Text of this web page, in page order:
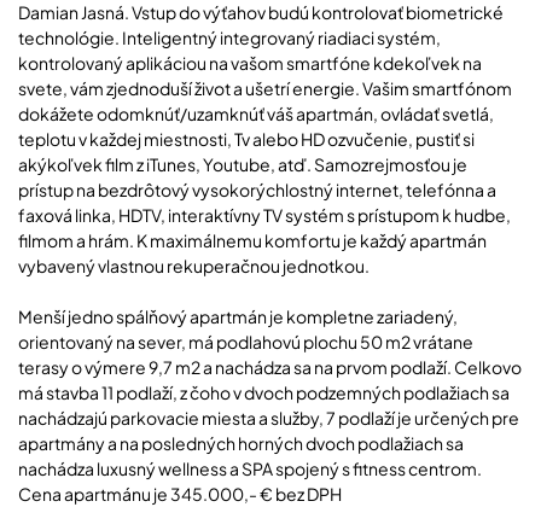
Damian Jasná. Vstup do výťahov budú kontrolovať biometrické
technológie. Inteligentný integrovaný riadiaci systém,
kontrolovaný aplikáciou na vašom smartfóne kdekoľvek na
svete, vám zjednoduší život a ušetrí energie. Vašim smartfónom
dokážete odomknúť/uzamknúť váš apartmán, ovládať svetlá,
teplotu v každej miestnosti, Tv alebo HD ozvučenie, pustiť si
akýkoľvek film z iTunes, Youtube, atď. Samozrejmosťou je
prístup na bezdrôtový vysokorýchlostný internet, telefónna a
faxová linka, HDTV, interaktívny TV systém s prístupom k hudbe,
filmom a hrám. K maximálnemu komfortu je každý apartmán
vybavený vlastnou rekuperačnou jednotkou.
Menší jedno spálňový apartmán je kompletne zariadený,
orientovaný na sever, má podlahovú plochu 50 m2 vrátane
terasy o výmere 9,7 m2 a nachádza sa na prvom podlaží. Celkovo
má stavba 11 podlaží, z čoho v dvoch podzemných podlažiach sa
nachádzajú parkovacie miesta a služby, 7 podlaží je určených pre
apartmány a na posledných horných dvoch podlažiach sa
nachádza luxusný wellness a SPA spojený s fitness centrom.
Cena apartmánu je 345.000,- € bez DPH